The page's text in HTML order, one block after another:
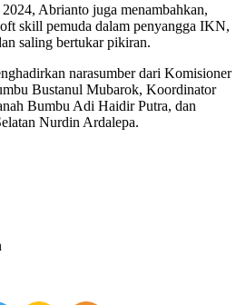
Abrianto juga menambahkan,
skill pemuda dalam penyangga IKN,
saling bertukar pikiran.
narasumber dari Komisioner
Bustanul Mubarok, Koordinator
Bumbu Adi Haidir Putra, dan
Nurdin Ardalepa.